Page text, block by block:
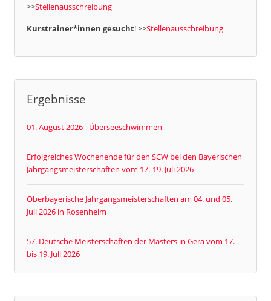
>>Stellenausschreibung
Kurstrainer*innen gesucht! >>Stellenausschreibung
Ergebnisse
01. August 2026 - Überseeschwimmen
Erfolgreiches Wochenende für den SCW bei den Bayerischen
Jahrgangsmeisterschaften vom 17.-19. Juli 2026
Oberbayerische Jahrgangsmeisterschaften am 04. und 05.
Juli 2026 in Rosenheim
57. Deutsche Meisterschaften der Masters in Gera vom 17.
bis 19. Juli 2026